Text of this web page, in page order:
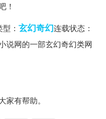
！
： 玄幻奇幻连载状态：
说网的一部玄幻奇幻类网
有帮助。